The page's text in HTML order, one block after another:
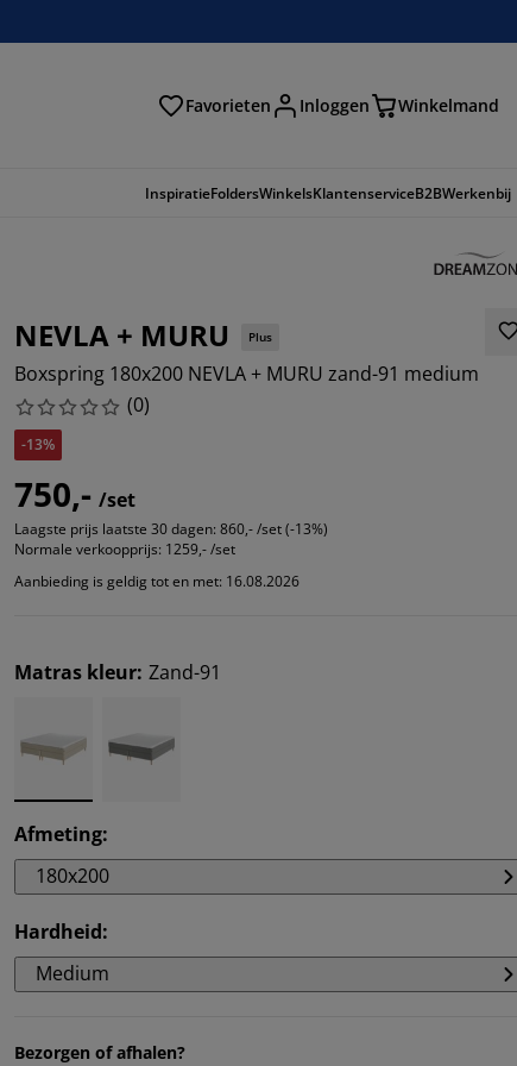
Favorieten Inloggen Winkelmand
InspiratieFoldersWinkelsKlantenserviceB2BWerkenbij
NEVLA + MURU Plus
Boxspring 180x200 NEVLA + MURU zand-91 medium
(0)
-13%
750,- /set
Laagste prijs laatste 30 dagen: 860,- /set (-13%)
Normale verkoopprijs: 1259,- /set
Aanbieding is geldig tot en met: 16.08.2026
Matras kleur: Zand-91
Afmeting:
180x200
Hardheid:
Medium
Bezorgen of afhalen?